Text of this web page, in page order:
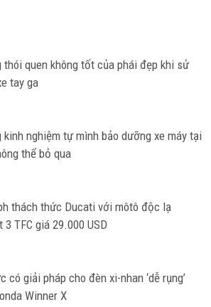
thói quen không tốt của phái đẹp khi sử
tay ga
kinh nghiệm tự mình bảo dưỡng xe máy tại
thể bỏ qua
thách thức Ducati với môtô độc lạ
3 TFC giá 29.000 USD
có giải pháp cho đèn xi-nhan ‘dễ rụng’
Winner X